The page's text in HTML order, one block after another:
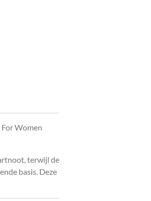
Women
terwijl de
basis. Deze